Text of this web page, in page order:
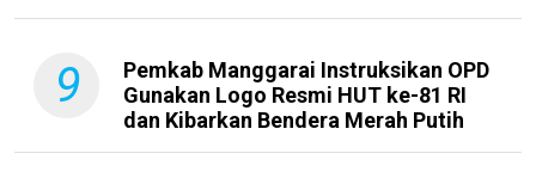
9
Pemkab Manggarai Instruksikan OPD
Gunakan Logo Resmi HUT ke-81 RI
dan Kibarkan Bendera Merah Putih